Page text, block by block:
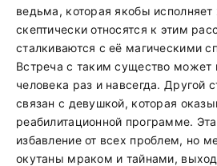
ведьма, которая якобы
скептически относятся к этим
сталкиваются с её магическими
Встреча с таким существо может
человека раз и навсегда. Другой
связан с девушкой, которая
реабилитационной программе.
избавление от всех проблем, но
окутаны мраком и тайнами,